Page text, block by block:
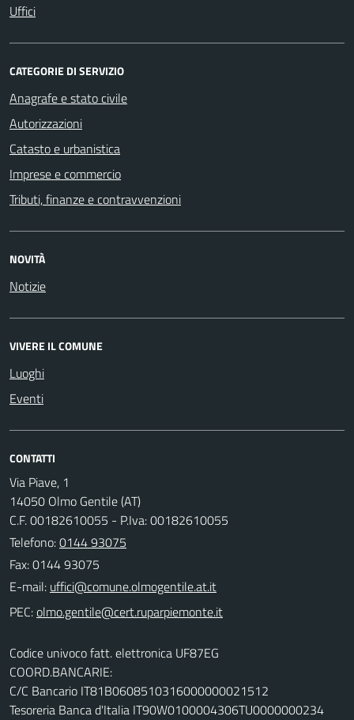
Uffici
CATEGORIE DI SERVIZIO
Anagrafe e stato civile
Autorizzazioni
Catasto e urbanistica
Imprese e commercio
Tributi, finanze e contravvenzioni
NOVITÀ
Notizie
VIVERE IL COMUNE
Luoghi
Eventi
CONTATTI
Via Piave, 1
14050 Olmo Gentile (AT)
C.F. 00182610055 - P.Iva: 00182610055
Telefono:0144 93075
Fax: 0144 93075
E-mail:
PEC:
Codice univoco fatt. elettronica UF87EG
COORD.BANCARIE:
C/C Bancario IT81B0608510316000000021512
Tesoreria Banca d'Italia IT90W0100004306TU0000000234